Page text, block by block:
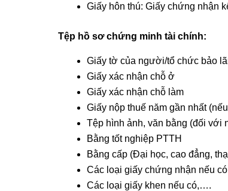
Giấy hôn thú: Giấy chứng nhận
Tệp hồ sơ chứng minh tài chính:
Giấy tờ của người/tổ chức bảo
Giấy xác nhận chỗ ở
Giấy xác nhận chỗ làm
Giấy nộp thuế năm gần nhất
Tệp hình ảnh, văn bằng (đối với
Bằng tốt nghiệp PTTH
Bằng cấp (Đại học, cao đẳng,
Các loại giấy chứng nhận nếu có
Các loại giấy khen nếu có,….